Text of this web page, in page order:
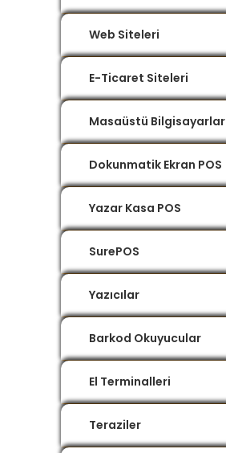
Web Siteleri
E-Ticaret Siteleri
Masaüstü Bilgisayarlar
Dokunmatik Ekran POS
Yazar Kasa POS
SurePOS
Yazıcılar
Barkod Okuyucular
El Terminalleri
Teraziler